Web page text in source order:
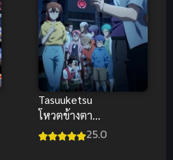
Tasuuketsu
โหวตข้างตาย
ซับไทย
25.0